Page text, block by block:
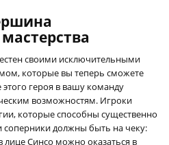
своими исключительными
которые вы теперь сможете
героя в вашу команду
возможностям. Игроки
которые способны существенно
соперники должны быть на чеку:
лице Синсо можно оказаться в